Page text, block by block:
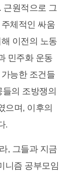
근원적으로 그
체적인 싸움
이전의 노동
민주화 운동
능한 조건들
의 조방쟁의
으며, 이후의
.
, 그들과 지금
니즘 공부모임